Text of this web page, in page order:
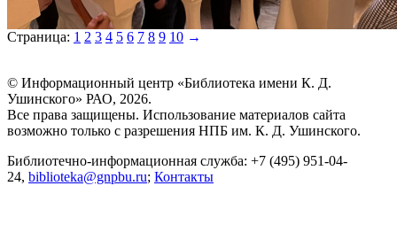
Страница: 1 2 3 4 5 6 7 8 9 10 →
© Информационный центр «Библиотека имени К. Д.
Ушинского» РАО, 2026.
Все права защищены. Использование материалов сайта
возможно только с разрешения НПБ им. К. Д. Ушинского.
Библиотечно-информационная служба: +7 (495) 951-04-
24, biblioteka@gnpbu.ru; Контакты